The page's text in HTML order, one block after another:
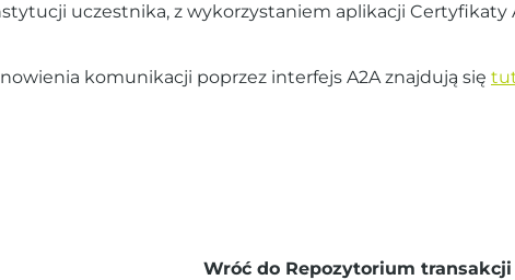
uczestnika, z wykorzystaniem aplikacji Certyfikaty
komunikacji poprzez interfejs A2A znajdują się
Wróć do Repozytorium transakcji